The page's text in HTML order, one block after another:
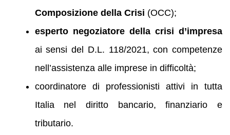
Composizione della Crisi (OCC);
esperto negoziatore della crisi d’impresa
ai sensi del D.L. 118/2021, con competenze
nell’assistenza alle imprese in difficoltà;
coordinatore di professionisti attivi in tutta
Italia nel diritto bancario, finanziario e
tributario.